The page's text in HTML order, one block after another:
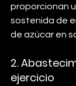
proporcionan
sostenida de
de azúcar en
2.
ejercicio